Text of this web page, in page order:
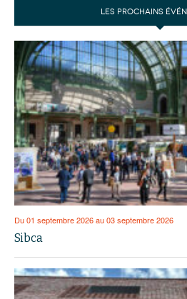
LES PROCHAINS
Du 01 septembre 2026 au 03 septembre 2026
Sibca